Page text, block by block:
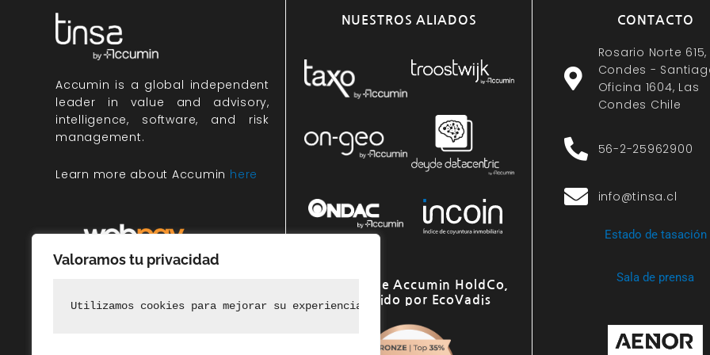
Valoramos tu privacidad
Utilizamos cookies para mejorar su experiencia de navegación, ofrecer anuncios o contenido
Accumin is a global independent
leader in value and advisory,
intelligence, software, and risk
management.
Learn more about Accumin here
NUESTROS ALIADOS
Miembro de Accumin HoldCo,
reconocido por EcoVadis
CONTACTO
Rosario Norte 615,
Condes -
Oficina 1604, Las
Condes Chile
56-2-25962900
info@tinsa.cl
Estado de tasación
Sala de prensa